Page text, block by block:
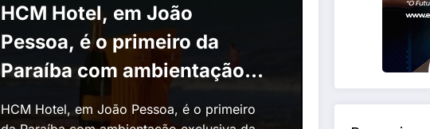
HCM Hotel, em João
Pessoa, é o primeiro da
Paraíba com ambientação
exclusiva da Veuve Clicquot
HCM Hotel, em João Pessoa, é o primeiro